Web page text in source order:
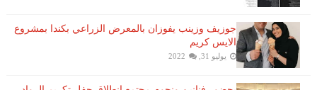
جوزيف وزينب يفوزان بالمعرض الزراعي بكندا بمشروع
الايس كريم
يوليو 31, 2022